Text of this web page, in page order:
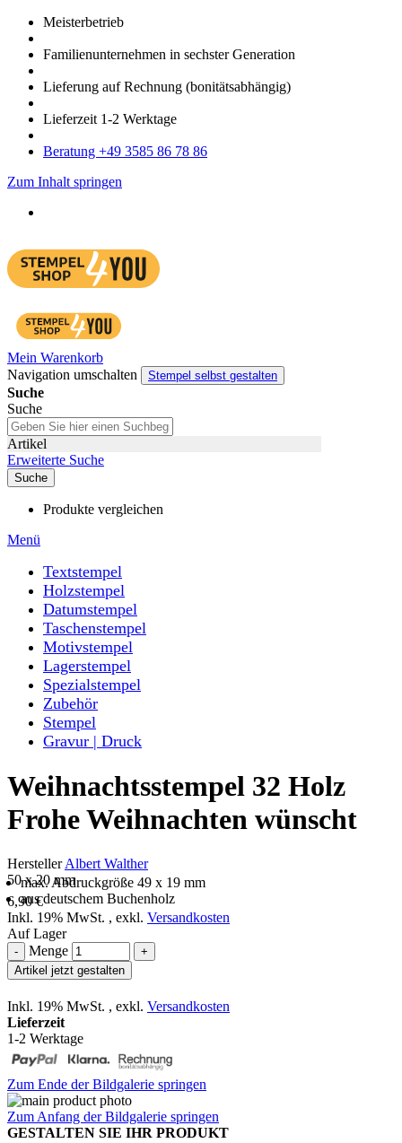
Meister­betrieb
Familien­unter­nehmen in sechster Gene­ration
Lieferung auf Rech­nung (bonitätsabhängig)
Liefer­zeit 1-2 Werk­tage
Bera­tung +49 3585 86 78 86
Zum Inhalt springen
Mein Warenkorb
Navigation umschalten
Stempel selbst gestalten
Suche
Suche
Artikel
Erweiterte Suche
Suche
Produkte vergleichen
Menü
Textstempel
Holzstempel
Datumstempel
Taschenstempel
Motivstempel
Lagerstempel
Spezialstempel
Zubehör
Stempel
Gravur | Druck
Weihnachtsstempel 32 Holz
Frohe Weihnachten wünscht
HerstellerAlbert Walther
50 x 20 mm
max. Abdruckgröße 49 x 19 mm
aus deutschem Buchenholz
6,90 €
Inkl. 19% MwSt. , exkl. Versandkosten
Auf Lager
- Menge
+
Artikel jetzt gestalten
Inkl. 19% MwSt. , exkl. Versandkosten
Lieferzeit
1-2 Werktage
Zum Ende der Bildgalerie springen
Zum Anfang der Bildgalerie springen
GESTALTEN SIE IHR PRODUKT